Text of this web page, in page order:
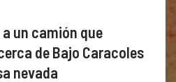
un camión que
de Bajo Caracoles
nevada